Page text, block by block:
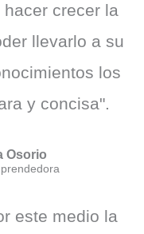
crecer la
llevarlo a su
los
y concisa".
Osorio
este medio la